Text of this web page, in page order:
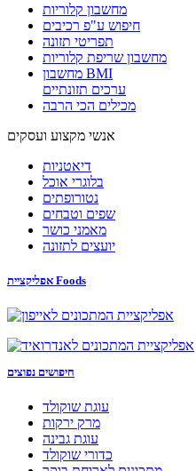
מחשבון קלוריות
חיפוש ע"פ רכיבים
תפריטי תזונה
מחשבון שריפת קלוריות
מחשבון BMI
ערכים תזונתיים
מכילים הכי הרבה
אנשי מקצוע ועסקים
דיאטניות
בלוגרי אוכל
נטורופתים
שפים וטבחים
מאמני כושר
יועצים לתזונה
אפליקציית Foods
חיפושים נפוצים
עוגת שוקולד
מרק ירקות
עוגת גבינה
כדורי שוקולד